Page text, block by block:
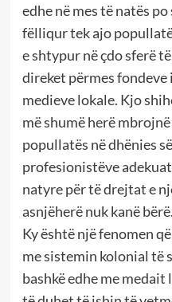
edhe në mes të natës
fëlliqur tek ajo
e shtypur në çdo sferë
direket përmes
medieve lokale. Kjo
më shumë herë
popullatës në dhënies
profesionistëve
natyre për të drejtat e
asnjëherë nuk kanë bërë.
Ky është një fenomen
me sistemin kolonial të
bashkë edhe me